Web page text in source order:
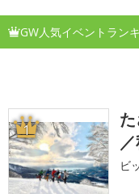
GW人気イベントラン
1
ビ